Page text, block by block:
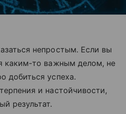
непростым. Если вы
каким-то важным делом, не
добиться успеха.
и настойчивости,
результат.